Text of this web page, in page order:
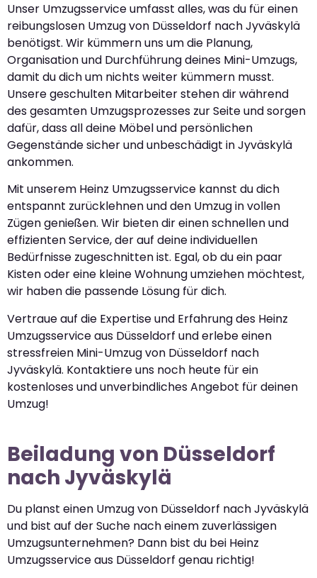
Unser Umzugsservice umfasst alles, was du für einen
reibungslosen Umzug von Düsseldorf nach Jyväskylä
benötigst. Wir kümmern uns um die Planung,
Organisation und Durchführung deines Mini-Umzugs,
damit du dich um nichts weiter kümmern musst.
Unsere geschulten Mitarbeiter stehen dir während
des gesamten Umzugsprozesses zur Seite und sorgen
dafür, dass all deine Möbel und persönlichen
Gegenstände sicher und unbeschädigt in Jyväskylä
ankommen.
Mit unserem Heinz Umzugsservice kannst du dich
entspannt zurücklehnen und den Umzug in vollen
Zügen genießen. Wir bieten dir einen schnellen und
effizienten Service, der auf deine individuellen
Bedürfnisse zugeschnitten ist. Egal, ob du ein paar
Kisten oder eine kleine Wohnung umziehen möchtest,
wir haben die passende Lösung für dich.
Vertraue auf die Expertise und Erfahrung des Heinz
Umzugsservice aus Düsseldorf und erlebe einen
stressfreien Mini-Umzug von Düsseldorf nach
Jyväskylä. Kontaktiere uns noch heute für ein
kostenloses und unverbindliches Angebot für deinen
Umzug!
Beiladung von Düsseldorf
nach Jyväskylä
Du planst einen Umzug von Düsseldorf nach Jyväskylä
und bist auf der Suche nach einem zuverlässigen
Umzugsunternehmen? Dann bist du bei Heinz
Umzugsservice aus Düsseldorf genau richtig!